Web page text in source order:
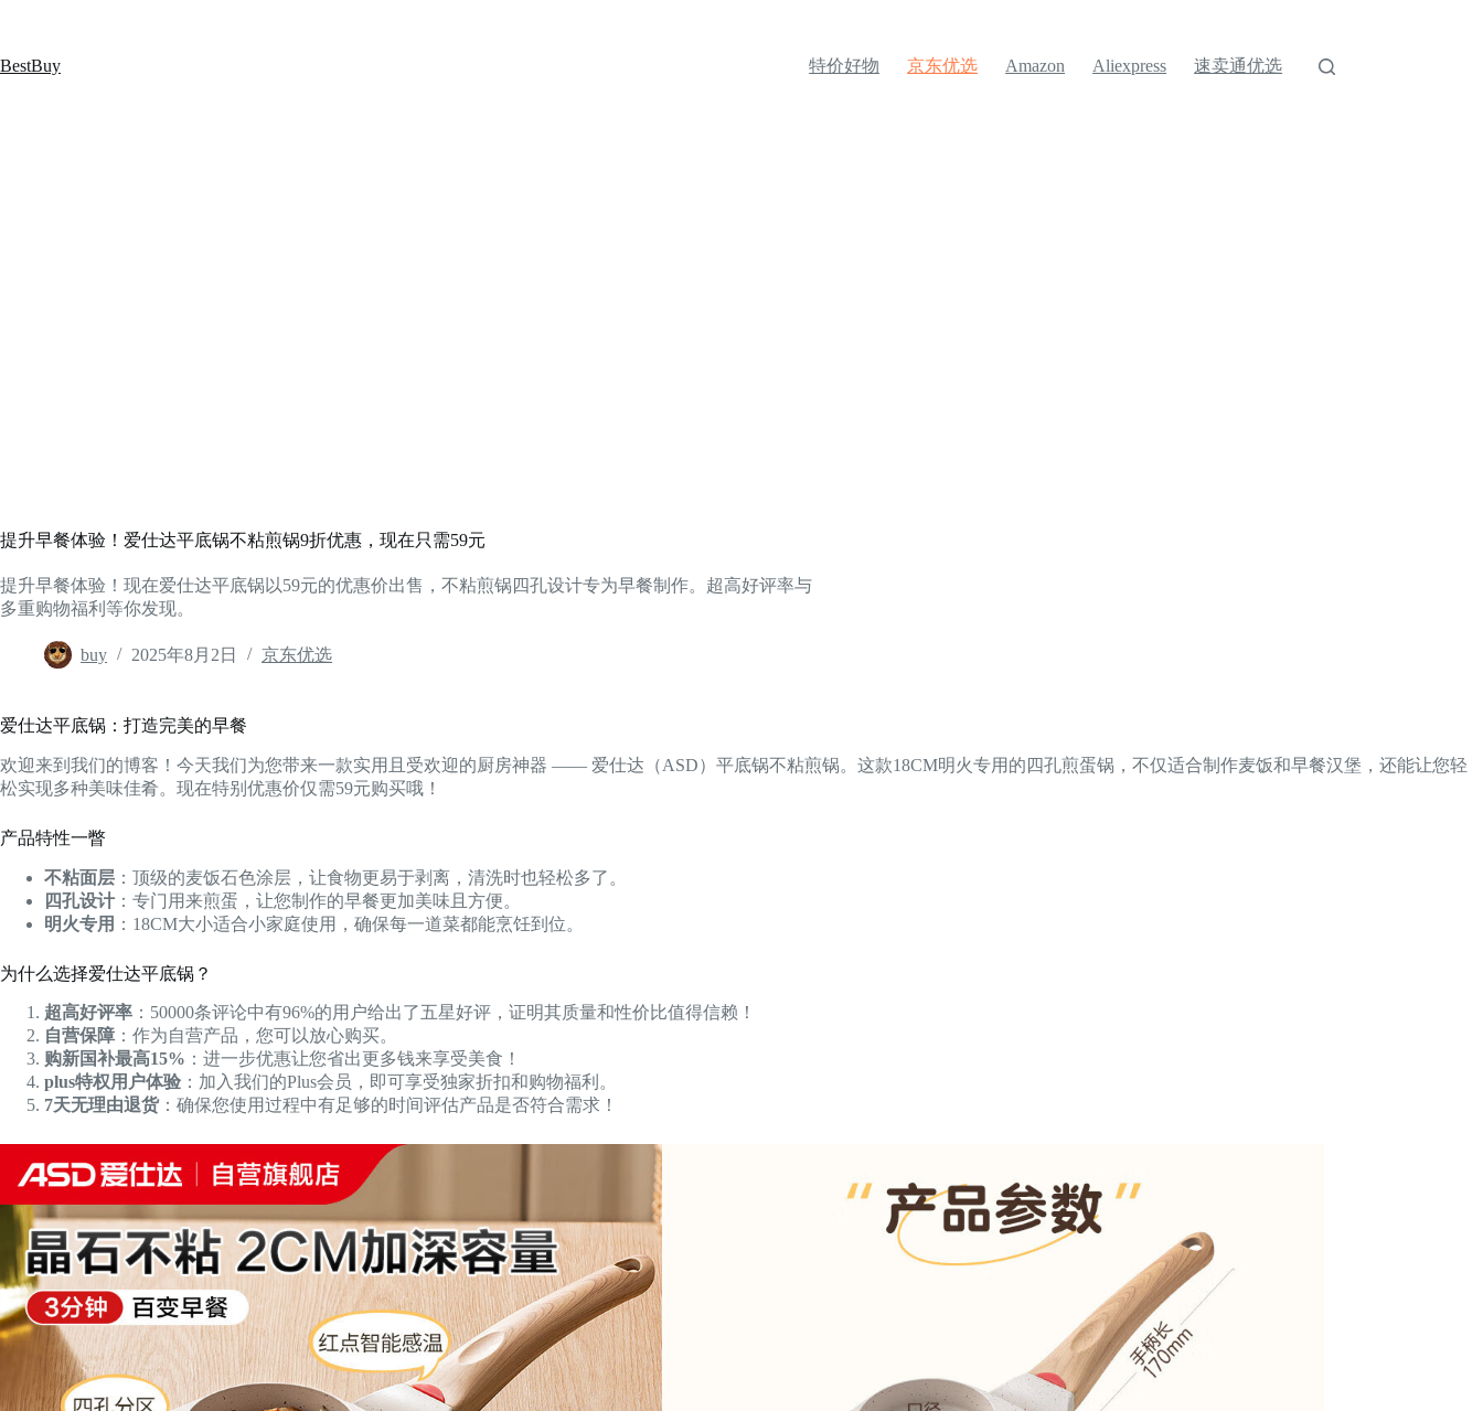
内
容
BestBuy 特价好物 京东优选 Amazon Aliexpress 速卖通优选
提升早餐体验！爱仕达平底锅不粘煎锅9折优惠，现在只需59元
提升早餐体验！现在爱仕达平底锅以59元的优惠价出售，不粘煎锅四孔设计专为早餐制作。超高好评率与
多重购物福利等你发现。
buy 2025年8月2日 京东优选
爱仕达平底锅：打造完美的早餐
欢迎来到我们的博客！今天我们为您带来一款实用且受欢迎的厨房神器 —— 爱仕达（ASD）平底锅不粘煎锅。这款18CM明火专用的四孔煎蛋锅，不仅适合制作麦饭和早餐汉堡，还能让您轻
松实现多种美味佳肴。现在特别优惠价仅需59元购买哦！
产品特性一瞥
不粘面层 ：顶级的麦饭石色涂层，让食物更易于剥离，清洗时也轻松多了。
四孔设计 ：专门用来煎蛋，让您制作的早餐更加美味且方便。
明火专用 ：18CM大小适合小家庭使用，确保每一道菜都能烹饪到位。
为什么选择爱仕达平底锅？
超高好评率 ：50000条评论中有96%的用户给出了五星好评，证明其质量和性价比值得信赖！
自营保障 ：作为自营产品，您可以放心购买。
购新国补最高15% ：进一步优惠让您省出更多钱来享受美食！
plus特权用户体验 ：加入我们的Plus会员，即可享受独家折扣和购物福利。
7天无理由退货：确保您使用过程中有足够的时间评估产品是否符合需求！